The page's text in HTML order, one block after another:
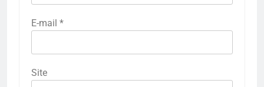
E-mail *
Site